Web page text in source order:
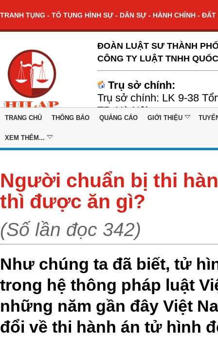
TRANH TỤNG - TỐ TỤNG HÌNH SỰ - DÂN SỰ - HÀNH CHÍNH -
ĐOÀN LUẬT SƯ THÀNH
CÔNG TY LUẬT TNHH
Trụ sở chính:
Trụ sở chính: LK 9-38
TP. Hà Nội
TRANG CHỦ THÔNG BÁO QUẢNG CÁO GIỚI THIỆU
XEM THÊM...
Người chuẩn bị thi
thì được ăn gì?
(Số lần đọc 342)
Như chúng ta đã biết, tử
trong hệ thông pháp luật
những năm gần đây Việt
đổi về thi hành án tử hình